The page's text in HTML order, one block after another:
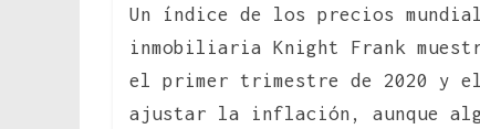
Un índice de los precios
inmobiliaria Knight Frank
el primer trimestre de 2020 y
ajustar la inflación, aunque